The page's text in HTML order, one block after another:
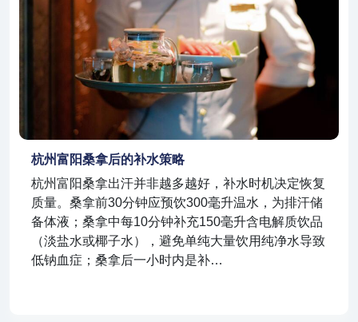
杭州富阳桑拿后的补水策略
杭州富阳桑拿出汗并非越多越好，补水时机决定恢复
质量。桑拿前30分钟应预饮300毫升温水，为排汗储
备体液；桑拿中每10分钟补充150毫升含电解质饮品
（淡盐水或椰子水），避免单纯大量饮用纯净水导致
低钠血症；桑拿后一小时内是补…